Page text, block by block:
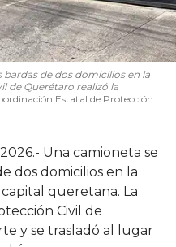
de dos domicilios en la
de Querétaro realizó la
Estatal de Protección
Una camioneta se
dos domicilios en la
queretana. La
Civil de
y se trasladó al lugar